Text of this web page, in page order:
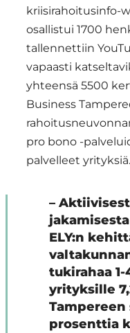
kriisirahoitusinfo-
osallistui 1700
tallennettiin
vapaasti
yhteensä 5500
Business
pro bono -
palvelleet yrityksiä.
–
ELY:n
tukirahaa
yrityksille
prosenttia